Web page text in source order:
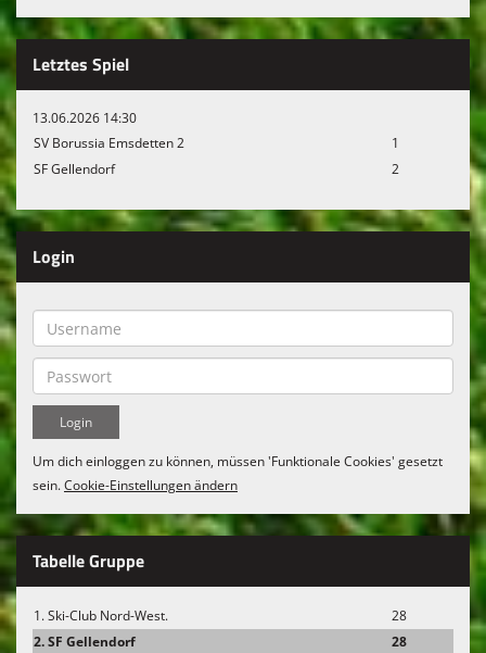
Letztes Spiel
13.06.2026 14:30
SV Borussia Emsdetten 2
1
SF Gellendorf
2
Login
Um dich einloggen zu können, müssen 'Funktionale Cookies' gesetzt
sein.Cookie-Einstellungen ändern
Tabelle Gruppe
1. Ski-Club Nord-West.
28
2. SF Gellendorf
28